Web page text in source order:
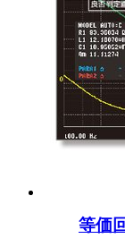
等価